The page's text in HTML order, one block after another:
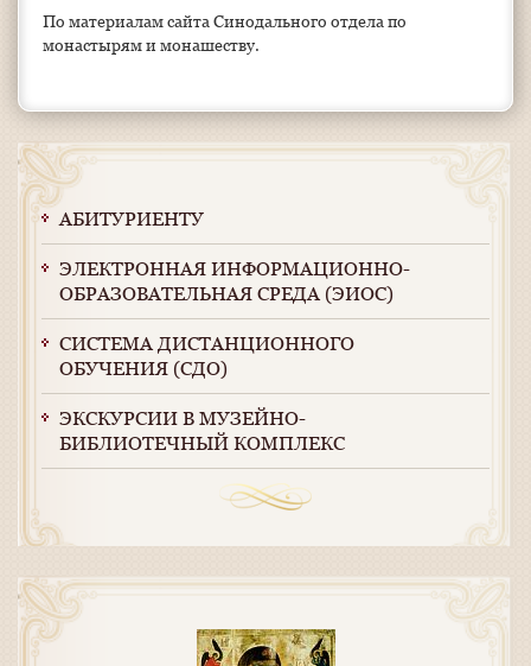
По материалам сайта Синодального отдела по
монастырям и монашеству.
АБИТУРИЕНТУ
ЭЛЕКТРОННАЯ ИНФОРМАЦИОННО-
ОБРАЗОВАТЕЛЬНАЯ СРЕДА (ЭИОС)
СИСТЕМА ДИСТАНЦИОННОГО
ОБУЧЕНИЯ (СДО)
ЭКСКУРСИИ В МУЗЕЙНО-
БИБЛИОТЕЧНЫЙ КОМПЛЕКС